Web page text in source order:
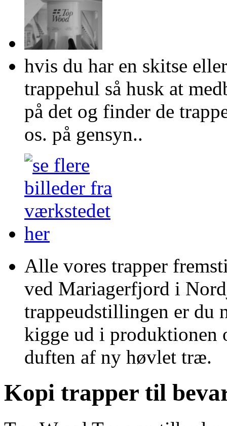
hvis du har en skitse
trappehul så husk at
på det og finder de
os. på gensyn..
Alle vores trapper
ved Mariagerfjord i
trappeudstillingen er du
kigge ud i produktionen
duften af ny høvlet træ.
Kopi trapper til